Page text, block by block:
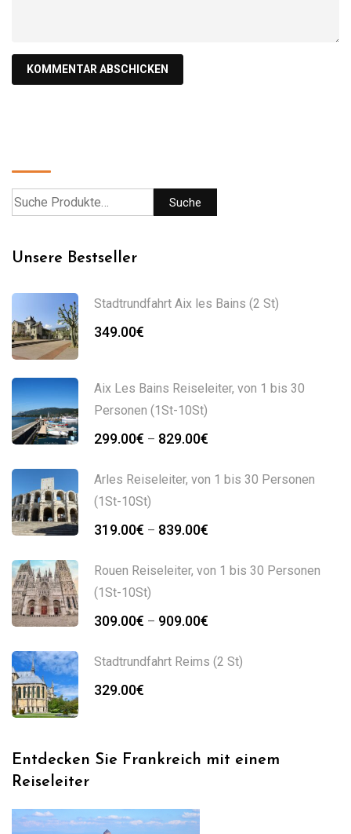
Suche
Unsere Bestseller
Stadtrundfahrt Aix les Bains (2 St)
349.00€
Aix Les Bains Reiseleiter, von 1 bis 30
Personen (1St-10St)
299.00€ – 829.00€
Arles Reiseleiter, von 1 bis 30 Personen
(1St-10St)
319.00€ – 839.00€
Rouen Reiseleiter, von 1 bis 30 Personen
(1St-10St)
309.00€ – 909.00€
Stadtrundfahrt Reims (2 St)
329.00€
Entdecken Sie Frankreich mit einem
Reiseleiter